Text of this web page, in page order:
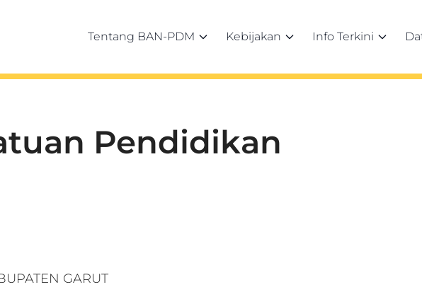
Tentang BAN-PDM Kebijakan Info Terkini
Pendidikan
GARUT